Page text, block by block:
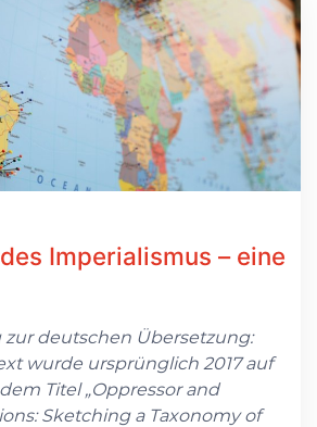
Imperialismus – eine
deutschen Übersetzung:
wurde ursprünglich 2017 auf
Titel „Oppressor and
Sketching a Taxonomy of